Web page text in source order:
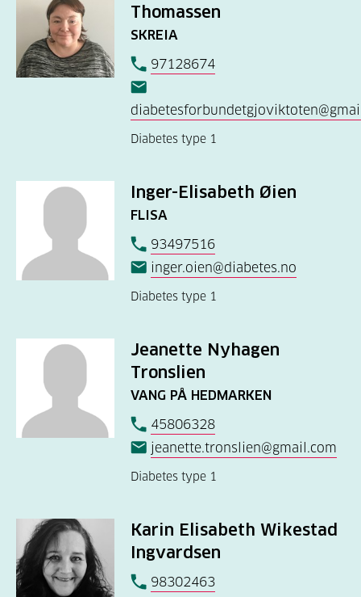
Thomassen
SKREIA
97128674
Diabetes type 1
Inger-Elisabeth Øien
FLISA
93497516
inger.oien@diabetes.no
Diabetes type 1
Jeanette Nyhagen
Tronslien
VANG PÅ HEDMARKEN
45806328
jeanette.tronslien@gmail.com
Diabetes type 1
Karin Elisabeth Wikestad
Ingvardsen
98302463